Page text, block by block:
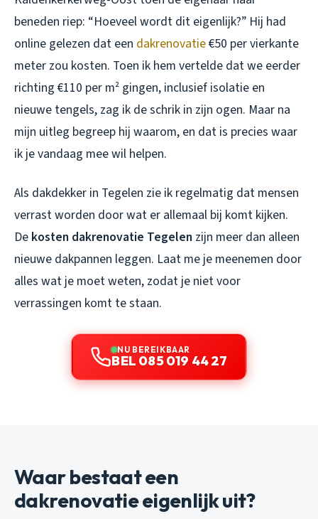
beneden riep: “Hoeveel wordt dit eigenlijk?” Hij had
online gelezen dat een dakrenovatie€50 per vierkante
meter zou kosten. Toen ik hem vertelde dat we eerder
richting €110 per m² gingen, inclusief isolatie en
nieuwe tengels, zag ik de schrik in zijn ogen. Maar na
mijn uitleg begreep hij waarom, en dat is precies waar
ik je vandaag mee wil helpen.
Als dakdekker in Tegelen zie ik regelmatig dat mensen
verrast worden door wat er allemaal bij komt kijken.
De kosten dakrenovatie Tegelen zijn meer dan alleen
nieuwe dakpannen leggen. Laat me je meenemen door
alles wat je moet weten, zodat je niet voor
verrassingen komt te staan.
NU BEREIKBAAR
BEL 085 019 44 27
Waar bestaat een
dakrenovatie eigenlijk uit?